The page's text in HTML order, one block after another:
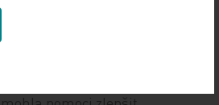
krevního tlaku, což je
komplikace